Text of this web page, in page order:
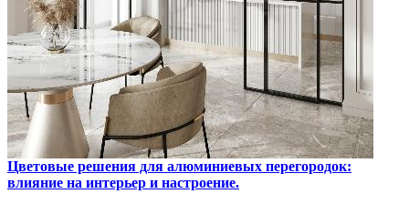
Цветовые решения для алюминиевых перегородок:
влияние на интерьер и настроение.